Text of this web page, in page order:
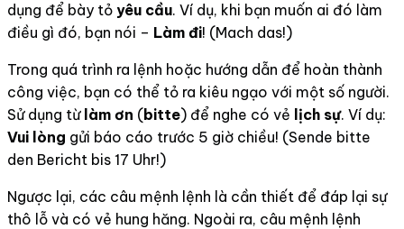
dụng để bày tỏ yêu cầu. Ví dụ, khi bạn muốn ai đó làm
điều gì đó, bạn nói – Làm đi! (Mach das!)
Trong quá trình ra lệnh hoặc hướng dẫn để hoàn thành
công việc, bạn có thể tỏ ra kiêu ngạo với một số người.
Sử dụng từ làm ơn (bitte) để nghe có vẻ lịch sự. Ví dụ:
Vui lòng gửi báo cáo trước 5 giờ chiều! (Sende bitte
den Bericht bis 17 Uhr!)
Ngược lại, các câu mệnh lệnh là cần thiết để đáp lại sự
thô lỗ và có vẻ hung hăng. Ngoài ra, câu mệnh lệnh